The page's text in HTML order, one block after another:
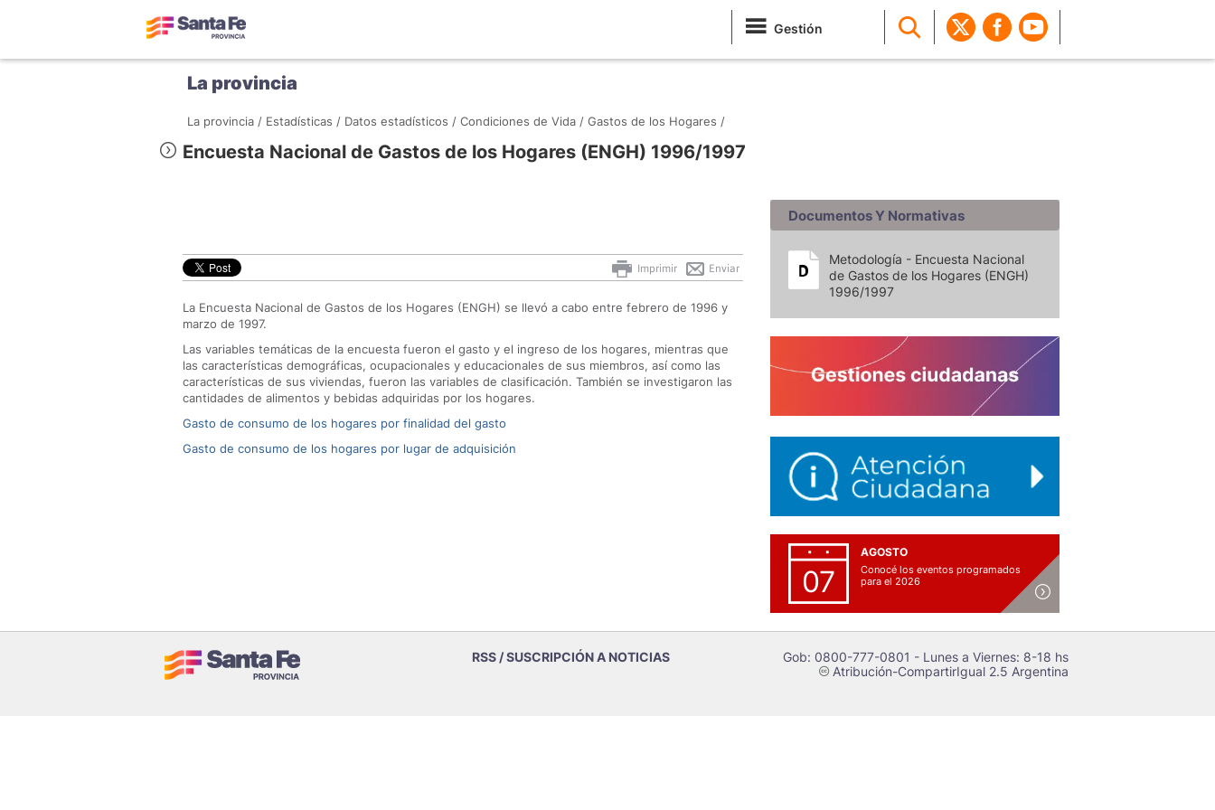
Gestión
La provincia
La provincia / Estadísticas / Datos estadísticos / Condiciones de Vida / Gastos de los Hogares /
Encuesta Nacional de Gastos de los Hogares (ENGH) 1996/1997
Enviar
Imprimir
La Encuesta Nacional de Gastos de los Hogares (ENGH) se llevó a cabo entre febrero de 1996 y
marzo de 1997.
Las variables temáticas de la encuesta fueron el gasto y el ingreso de los hogares, mientras que
las características demográficas, ocupacionales y educacionales de sus miembros, así como las
características de sus viviendas, fueron las variables de clasificación. También se investigaron las
cantidades de alimentos y bebidas adquiridas por los hogares.
Gasto de consumo de los hogares por finalidad del gasto
Gasto de consumo de los hogares por lugar de adquisición
Documentos Y Normativas
Metodología - Encuesta Nacional
de Gastos de los Hogares (ENGH)
1996/1997
07
AGOSTO
Conocé los eventos programados
para el 2026
RSS / SUSCRIPCIÓN A NOTICIAS Gob: 0800-777-0801 - Lunes a Viernes: 8-18 hs
cAtribución-CompartirIgual 2.5 Argentina